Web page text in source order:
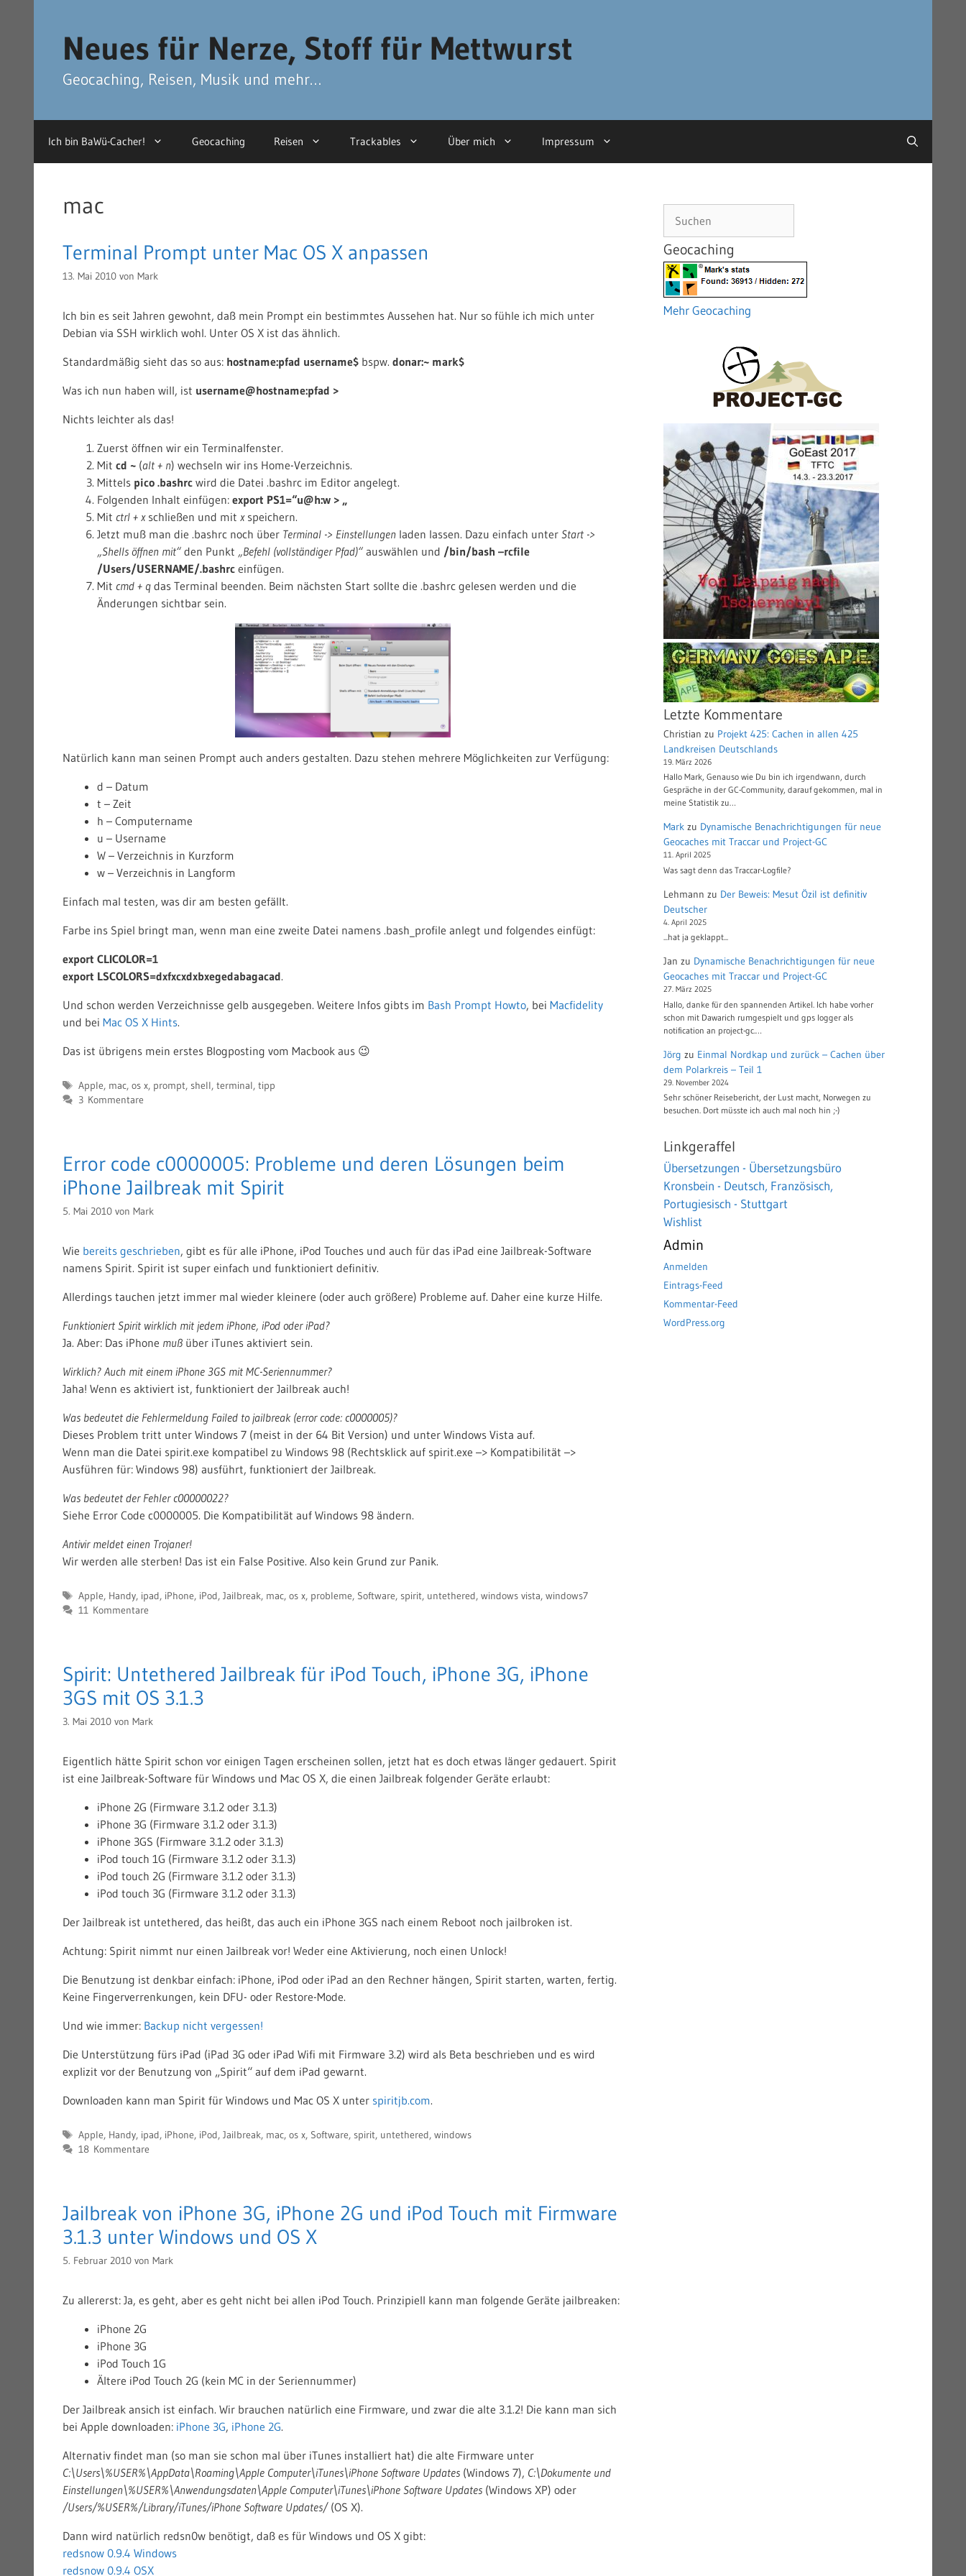
Neues für Nerze, Stoff für Mettwurst
Geocaching, Reisen, Musik und mehr…
Ich bin BaWü-Cacher! Geocaching Reisen Trackables Über mich Impressum
mac
Terminal Prompt unter Mac OS X anpassen
13. Mai 2010 von Mark
Ich bin es seit Jahren gewohnt, daß mein Prompt ein bestimmtes Aussehen hat. Nur so fühle ich mich unter
Debian via SSH wirklich wohl. Unter OS X ist das ähnlich.
Standardmäßig sieht das so aus: hostname:pfad username$ bspw. donar:~ mark$
Was ich nun haben will, ist username@hostname:pfad >
Nichts leichter als das!
Zuerst öffnen wir ein Terminalfenster.
Mit cd ~ (alt + n) wechseln wir ins Home-Verzeichnis.
Mittels pico .bashrc wird die Datei .bashrc im Editor angelegt.
Folgenden Inhalt einfügen: export PS1=“u@h:w > „
Mit ctrl + xschließen und mit xspeichern.
Jetzt muß man die .bashrc noch über Terminal -> Einstellungen laden lassen. Dazu einfach unter Start ->
„Shells öffnen mit“ den Punkt „Befehl (vollständiger Pfad)“ auswählen und /bin/bash –rcfile
/Users/USERNAME/.bashrc einfügen.
Mit cmd + q das Terminal beenden. Beim nächsten Start sollte die .bashrc gelesen werden und die
Änderungen sichtbar sein.
Natürlich kann man seinen Prompt auch anders gestalten. Dazu stehen mehrere Möglichkeiten zur Verfügung:
d – Datum
t – Zeit
h – Computername
u – Username
W – Verzeichnis in Kurzform
w – Verzeichnis in Langform
Einfach mal testen, was dir am besten gefällt.
Farbe ins Spiel bringt man, wenn man eine zweite Datei namens .bash_profile anlegt und folgendes einfügt:
export CLICOLOR=1
export LSCOLORS=dxfxcxdxbxegedabagacad.
Und schon werden Verzeichnisse gelb ausgegeben. Weitere Infos gibts im Bash Prompt Howto, bei Macfidelity
und bei Mac OS X Hints.
Das ist übrigens mein erstes Blogposting vom Macbook aus 😉
Schlagwörter
Apple, mac, os x, prompt, shell, terminal, tipp
3 Kommentare
Error code c0000005: Probleme und deren Lösungen beim
iPhone Jailbreak mit Spirit
5. Mai 2010 von Mark
Wie bereits geschrieben, gibt es für alle iPhone, iPod Touches und auch für das iPad eine Jailbreak-Software
namens Spirit. Spirit ist super einfach und funktioniert definitiv.
Allerdings tauchen jetzt immer mal wieder kleinere (oder auch größere) Probleme auf. Daher eine kurze Hilfe.
Funktioniert Spirit wirklich mit jedem iPhone, iPod oder iPad?
Ja. Aber: Das iPhone muß über iTunes aktiviert sein.
Wirklich? Auch mit einem iPhone 3GS mit MC-Seriennummer?
Jaha! Wenn es aktiviert ist, funktioniert der Jailbreak auch!
Was bedeutet die Fehlermeldung Failed to jailbreak (error code: c0000005)?
Dieses Problem tritt unter Windows 7 (meist in der 64 Bit Version) und unter Windows Vista auf.
Wenn man die Datei spirit.exe kompatibel zu Windows 98 (Rechtsklick auf spirit.exe –> Kompatibilität –>
Ausführen für: Windows 98) ausführt, funktioniert der Jailbreak.
Was bedeutet der Fehler c00000022?
Siehe Error Code c0000005. Die Kompatibilität auf Windows 98 ändern.
Antivir meldet einen Trojaner!
Wir werden alle sterben! Das ist ein False Positive. Also kein Grund zur Panik.
Schlagwörter
Apple, Handy, ipad, iPhone, iPod, Jailbreak, mac, os x, probleme, Software, spirit, untethered, windows vista, windows7
11 Kommentare
Spirit: Untethered Jailbreak für iPod Touch, iPhone 3G, iPhone
3GS mit OS 3.1.3
3. Mai 2010 von Mark
Eigentlich hätte Spirit schon vor einigen Tagen erscheinen sollen, jetzt hat es doch etwas länger gedauert. Spirit
ist eine Jailbreak-Software für Windows und Mac OS X, die einen Jailbreak folgender Geräte erlaubt:
iPhone 2G (Firmware 3.1.2 oder 3.1.3)
iPhone 3G (Firmware 3.1.2 oder 3.1.3)
iPhone 3GS (Firmware 3.1.2 oder 3.1.3)
iPod touch 1G (Firmware 3.1.2 oder 3.1.3)
iPod touch 2G (Firmware 3.1.2 oder 3.1.3)
iPod touch 3G (Firmware 3.1.2 oder 3.1.3)
Der Jailbreak ist untethered, das heißt, das auch ein iPhone 3GS nach einem Reboot noch jailbroken ist.
Achtung: Spirit nimmt nur einen Jailbreak vor! Weder eine Aktivierung, noch einen Unlock!
Die Benutzung ist denkbar einfach: iPhone, iPod oder iPad an den Rechner hängen, Spirit starten, warten, fertig.
Keine Fingerverrenkungen, kein DFU- oder Restore-Mode.
Und wie immer: Backup nicht vergessen!
Die Unterstützung fürs iPad (iPad 3G oder iPad Wifi mit Firmware 3.2) wird als Beta beschrieben und es wird
explizit vor der Benutzung von „Spirit“ auf dem iPad gewarnt.
Downloaden kann man Spirit für Windows und Mac OS X unter spiritjb.com.
Schlagwörter
Apple, Handy, ipad, iPhone, iPod, Jailbreak, mac, os x, Software, spirit, untethered, windows
18 Kommentare
Jailbreak von iPhone 3G, iPhone 2G und iPod Touch mit Firmware
3.1.3 unter Windows und OS X
5. Februar 2010 von Mark
Zu allererst: Ja, es geht, aber es geht nicht bei allen iPod Touch. Prinzipiell kann man folgende Geräte jailbreaken:
iPhone 2G
iPhone 3G
iPod Touch 1G
Ältere iPod Touch 2G (kein MC in der Seriennummer)
Der Jailbreak ansich ist einfach. Wir brauchen natürlich eine Firmware, und zwar die alte 3.1.2! Die kann man sich
bei Apple downloaden: iPhone 3G, iPhone 2G.
Alternativ findet man (so man sie schon mal über iTunes installiert hat) die alte Firmware unter
C:\Users\%USER%\AppData\Roaming\Apple Computer\iTunes\iPhone Software Updates (Windows 7), C:\Dokumente und
Einstellungen\%USER%\Anwendungsdaten\Apple Computer\iTunes\iPhone Software Updates (Windows XP) oder
/Users/%USER%/Library/iTunes/iPhone Software Updates/(OS X).
Dann wird natürlich redsn0w benötigt, daß es für Windows und OS X gibt:
redsnow 0.9.4 Windows
redsnow 0.9.4 OSX
Geocaching
Mehr Geocaching
Letzte Kommentare
Christian zu Projekt 425: Cachen in allen 425
Landkreisen Deutschlands
19. März 2026
Hallo Mark, Genauso wie Du bin ich irgendwann, durch
Gespräche in der GC-Community, darauf gekommen, mal in
meine Statistik zu…
Mark zu Dynamische Benachrichtigungen für neue
Geocaches mit Traccar und Project-GC
11. April 2025
Was sagt denn das Traccar-Logfile?
Lehmann zu Der Beweis: Mesut Özil ist definitiv
Deutscher
4. April 2025
...hat ja geklappt...
Jan zu Dynamische Benachrichtigungen für neue
Geocaches mit Traccar und Project-GC
27. März 2025
Hallo, danke für den spannenden Artikel. Ich habe vorher
schon mit Dawarich rumgespielt und gps logger als
notification an project-gc.…
Jörg zu Einmal Nordkap und zurück – Cachen über
dem Polarkreis – Teil 1
29. November 2024
Sehr schöner Reisebericht, der Lust macht, Norwegen zu
besuchen. Dort müsste ich auch mal noch hin ;-)
Linkgeraffel
Übersetzungen - Übersetzungsbüro
Kronsbein - Deutsch, Französisch,
Portugiesisch - Stuttgart
Wishlist
Admin
Anmelden
Eintrags-Feed
Kommentar-Feed
WordPress.org